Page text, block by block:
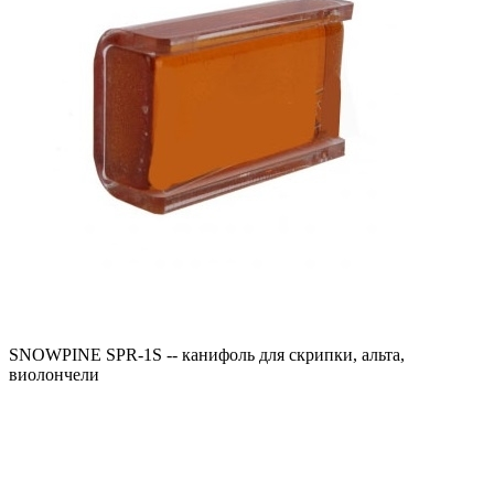
SNOWPINE SPR-1S -- канифоль для скрипки, альта,
виолончели